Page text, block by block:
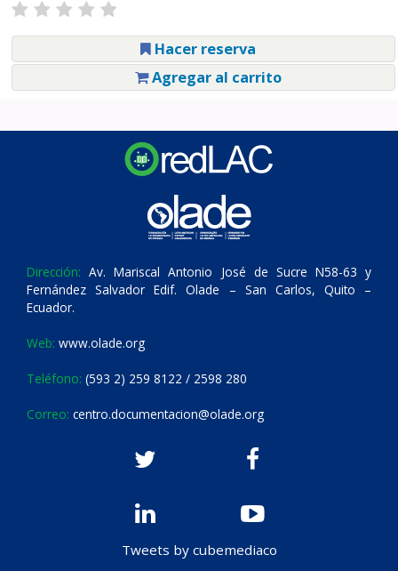
Hacer reserva
Agregar al carrito
Dirección: Av. Mariscal Antonio José de Sucre N58-63 y
Fernández Salvador Edif. Olade – San Carlos, Quito –
Ecuador.
Web: www.olade.org
Teléfono: (593 2) 259 8122 / 2598 280
Correo: centro.documentacion@olade.org
Tweets by cubemediaco